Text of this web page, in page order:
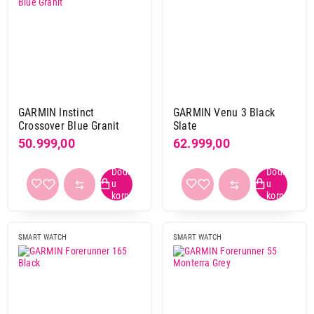
GARMIN Instinct
Crossover Blue Granit
50.999,00
GARMIN Venu 3 Black
Slate
62.999,00
SMART WATCH SMART WATCH